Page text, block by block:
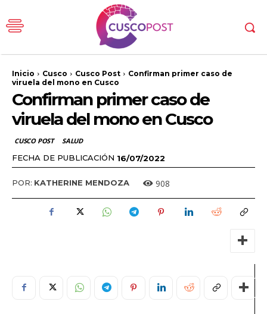
Inicio Cusco Cusco Post
Confirman primer caso de
viruela del mono en Cusco
Confirman primer caso de
viruela del mono en Cusco
CUSCO POST SALUD
FECHA DE PUBLICACIÓN 16/07/2022
POR: KATHERINE MENDOZA 908